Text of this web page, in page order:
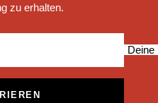
zu erhalten.
Deine